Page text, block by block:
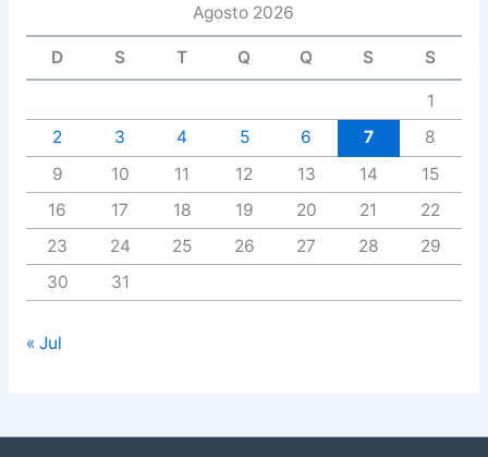
Agosto 2026
D S T Q Q S S
1
2
3 4 5 6 7
8
9
10 11 12 13 14
15
16
17 18 19 20 21
22
23
24 25 26 27 28
29
30
31
« Jul